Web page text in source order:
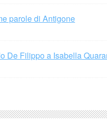
parole di Antigone
De Filippo a Isabella